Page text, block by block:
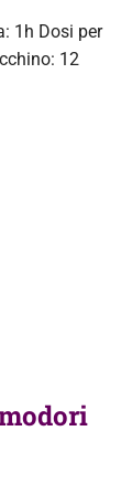
1h Dosi per
12